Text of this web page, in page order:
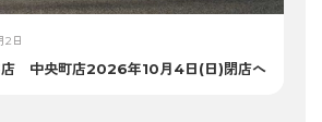
2日
店 中央町店2026年10月4日(日)閉店へ